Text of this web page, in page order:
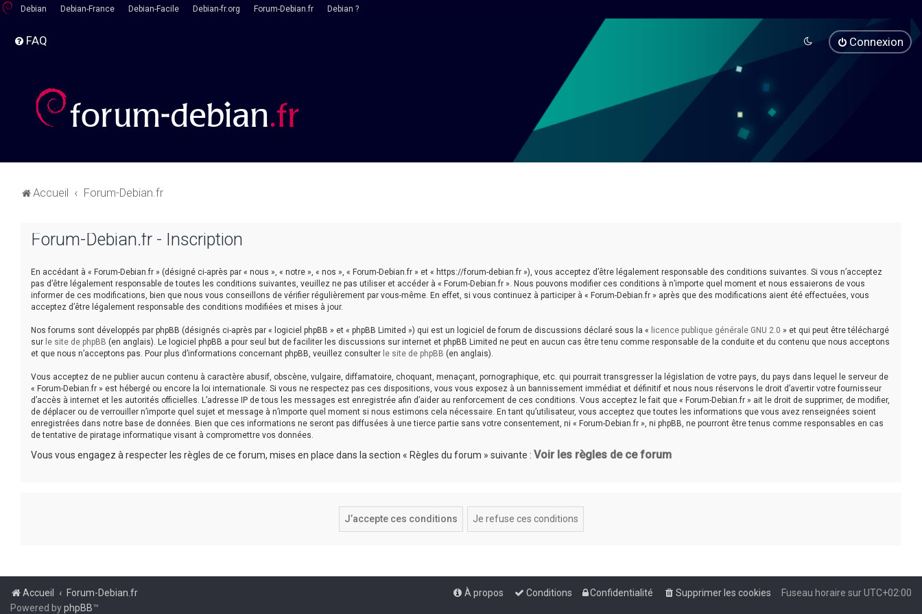
Debian Debian-France Debian-Facile Debian-fr.org Forum-Debian.fr Debian ?
FAQ Connexion
Accueil Forum-Debian.fr
Forum-Debian.fr - Inscription
En accédant à « Forum-Debian.fr » (désigné ci-après par « nous », « notre », « nos », « Forum-Debian.fr » et « https://forum-debian.fr »), vous acceptez d’être légalement responsable des conditions suivantes. Si vous n’acceptez
pas d’être légalement responsable de toutes les conditions suivantes, veuillez ne pas utiliser et accéder à « Forum-Debian.fr ». Nous pouvons modifier ces conditions à n’importe quel moment et nous essaierons de vous
informer de ces modifications, bien que nous vous conseillons de vérifier régulièrement par vous-même. En effet, si vous continuez à participer à « Forum-Debian.fr » après que des modifications aient été effectuées, vous
acceptez d’être légalement responsable des conditions modifiées et mises à jour.
Nos forums sont développés par phpBB (désignés ci-après par « logiciel phpBB » et « phpBB Limited ») qui est un logiciel de forum de discussions déclaré sous la « licence publique générale GNU 2.0 » et qui peut être téléchargé
sur le site de phpBB (en anglais). Le logiciel phpBB a pour seul but de faciliter les discussions sur internet et phpBB Limited ne peut en aucun cas être tenu comme responsable de la conduite et du contenu que nous acceptons
et que nous n’acceptons pas. Pour plus d’informations concernant phpBB, veuillez consulter le site de phpBB (en anglais).
Vous acceptez de ne publier aucun contenu à caractère abusif, obscène, vulgaire, diffamatoire, choquant, menaçant, pornographique, etc. qui pourrait transgresser la législation de votre pays, du pays dans lequel le serveur de
« Forum-Debian.fr » est hébergé ou encore la loi internationale. Si vous ne respectez pas ces dispositions, vous vous exposez à un bannissement immédiat et définitif et nous nous réservons le droit d’avertir votre fournisseur
d’accès à internet et les autorités officielles. L’adresse IP de tous les messages est enregistrée afin d’aider au renforcement de ces conditions. Vous acceptez le fait que « Forum-Debian.fr » ait le droit de supprimer, de modifier,
de déplacer ou de verrouiller n’importe quel sujet et message à n’importe quel moment si nous estimons cela nécessaire. En tant qu’utilisateur, vous acceptez que toutes les informations que vous avez renseignées soient
enregistrées dans notre base de données. Bien que ces informations ne seront pas diffusées à une tierce partie sans votre consentement, ni « Forum-Debian.fr », ni phpBB, ne pourront être tenus comme responsables en cas
de tentative de piratage informatique visant à compromettre vos données.
Vous vous engagez à respecter les règles de ce forum, mises en place dans la section « Règles du forum » suivante : Voir les règles de ce forum
Accueil Forum-Debian.fr Fuseau horaire surUTC+02:00
Supprimer les cookies
Confidentialité
Conditions
À propos
Powered byphpBB™